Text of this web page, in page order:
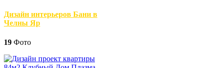
Дизайн интерьеров Бани в
Челны Яр
19 Фото